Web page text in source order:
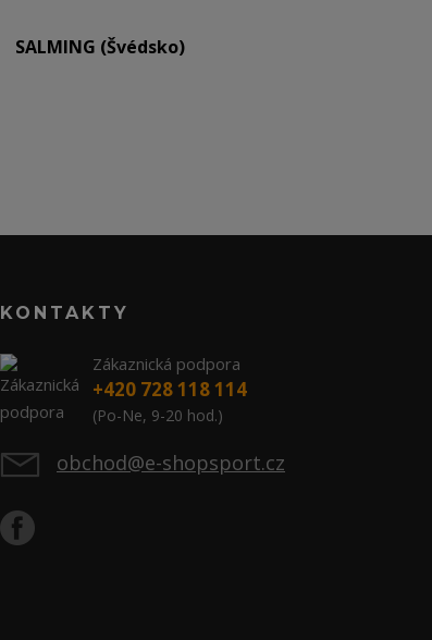
SALMING (Švédsko)
KONTAKTY
Zákaznická podpora
+420 728 118 114
(Po-Ne, 9-20 hod.)
obchod@e-shopsport.cz